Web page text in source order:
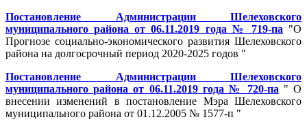
Постановление Администрации Шелеховского
муниципального района от 06.11.2019 года № 719-па "О
Прогнозе социально-экономического развития Шелеховского
района на долгосрочный период 2020-2025 годов "
Постановление Администрации Шелеховского
муниципального района от 06.11.2019 года № 720-па " О
внесении изменений в постановление Мэра Шелеховского
муниципального района от 01.12.2005 № 1577-п "